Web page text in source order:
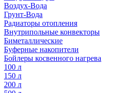
Воздух-Вода
Грунт-Вода
Радиаторы отопления
Внутрипольные конвекторы
Биметаллические
Буферные накопители
Бойлеры косвенного нагрева
100 л
150 л
200 л